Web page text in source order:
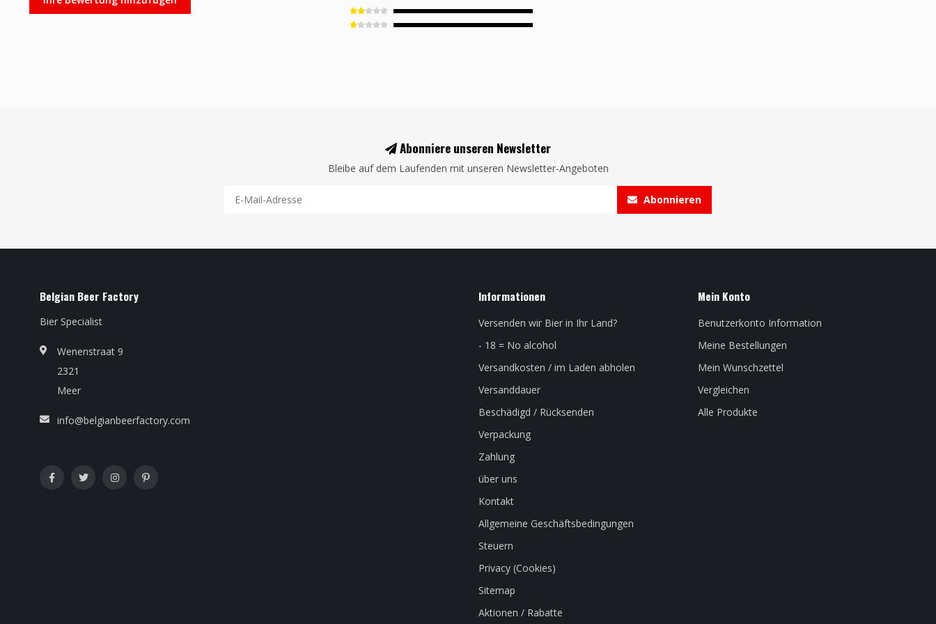
Abonniere unseren Newsletter
Bleibe auf dem Laufenden mit unseren Newsletter-Angeboten
Abonnieren
Belgian Beer Factory
Bier Specialist
Wenenstraat 9
2321
Meer
info@belgianbeerfactory.com
Informationen
Versenden wir Bier in Ihr Land?
- 18 = No alcohol
Versandkosten / im Laden abholen
Versanddauer
Beschädigd / Rücksenden
Verpackung
Zahlung
über uns
Kontakt
Allgemeine Geschäftsbedingungen
Steuern
Privacy (Cookies)
Sitemap
Aktionen / Rabatte
Mein Konto
Benutzerkonto Information
Meine Bestellungen
Mein Wunschzettel
Vergleichen
Alle Produkte